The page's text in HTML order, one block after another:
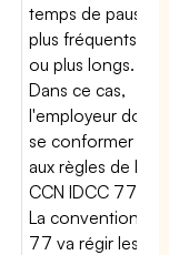
temps de pause
plus fréquents
ou plus longs.
Dans ce cas,
l'employeur doit
se conformer
aux règles de la
CCN IDCC 77.
La convention
77 va régir les